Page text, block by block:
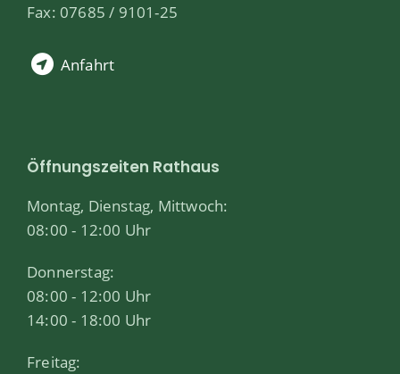
Fax: 07685 / 9101-25
Anfahrt
Öffnungszeiten Rathaus
Montag, Dienstag, Mittwoch:
08:00 - 12:00 Uhr
Donnerstag:
08:00 - 12:00 Uhr
14:00 - 18:00 Uhr
Freitag: